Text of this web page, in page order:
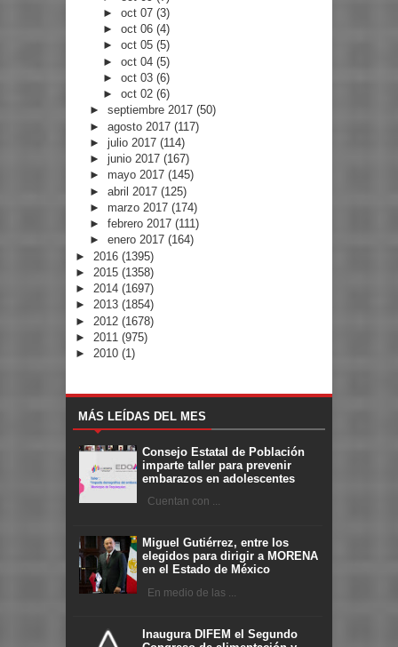
►oct 07(3)
►oct 06(4)
►oct 05(5)
►oct 04(5)
►oct 03(6)
►oct 02(6)
► septiembre 2017 (50)
► agosto 2017 (117)
► julio 2017 (114)
► junio 2017 (167)
► mayo 2017 (145)
► abril 2017 (125)
► marzo 2017 (174)
► febrero 2017 (111)
► enero 2017 (164)
► 2016 (1395)
► 2015 (1358)
► 2014 (1697)
► 2013 (1854)
► 2012 (1678)
► 2011 (975)
► 2010 (1)
MÁS LEÍDAS DEL MES
Consejo Estatal de Población
imparte taller para prevenir
embarazos en adolescentes
Cuentan con ...
Miguel Gutiérrez, entre los
elegidos para dirigir a MORENA
en el Estado de México
En medio de las ...
Inaugura DIFEM el Segundo